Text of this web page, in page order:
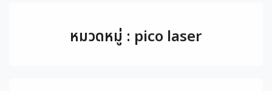
หมวดหมู่ : pico laser